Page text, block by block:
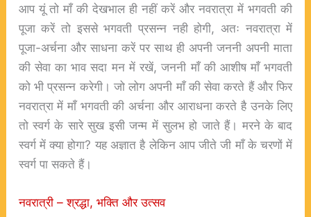
आप यूं तो माँ की देखभाल ही नहीं करें और नवरात्रा में भगवती की
पूजा करें तो इससे भगवती प्रसन्न नही होगी, अतः नवरात्रा में
पूजा-अर्चना और साधना करें पर साथ ही अपनी जननी अपनी माता
की सेवा का भाव सदा मन में रखें, जननी माँ की आशीष माँ भगवती
को भी प्रसन्न करेगी। जो लोग अपनी माँ की सेवा करते हैं और फिर
नवरात्रा में माँ भगवती की अर्चना और आराधना करते है उनके लिए
तो स्वर्ग के सारे सुख इसी जन्म में सुलभ हो जाते हैं। मरने के बाद
स्वर्ग में क्या होगा? यह अज्ञात है लेकिन आप जीते जी माँ के चरणों में
स्वर्ग पा सकते हैं।
नवरात्री – श्रद्धा, भक्ति और उत्सव